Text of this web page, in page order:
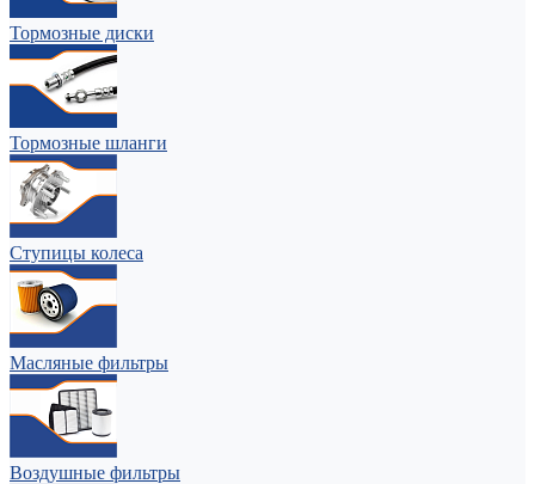
Тормозные диски
Тормозные шланги
Ступицы колеса
Масляные фильтры
Воздушные фильтры